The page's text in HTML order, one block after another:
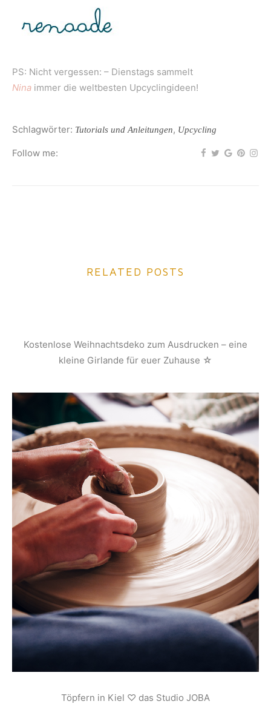
PS: Nicht vergessen: – Dienstags sammelt
Nina immer die weltbesten Upcyclingideen!
Schlagwörter: Tutorials und Anleitungen, Upcycling
Follow me:
RELATED POSTS
Kostenlose Weihnachtsdeko zum Ausdrucken – eine
kleine Girlande für euer Zuhause ☆
Töpfern in Kiel ♡ das Studio JOBA